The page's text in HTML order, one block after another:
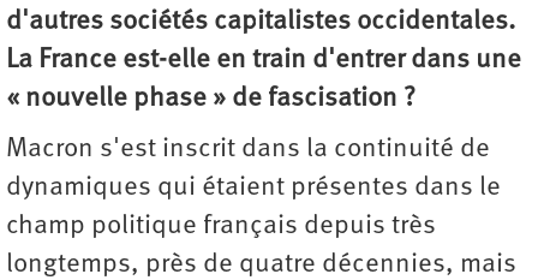
d'autres sociétés capitalistes occidentales.
La France est-elle en train d'entrer dans une
« nouvelle phase » de fascisation ?
Macron s'est inscrit dans la continuité de
dynamiques qui étaient présentes dans le
champ politique français depuis très
longtemps, près de quatre décennies, mais